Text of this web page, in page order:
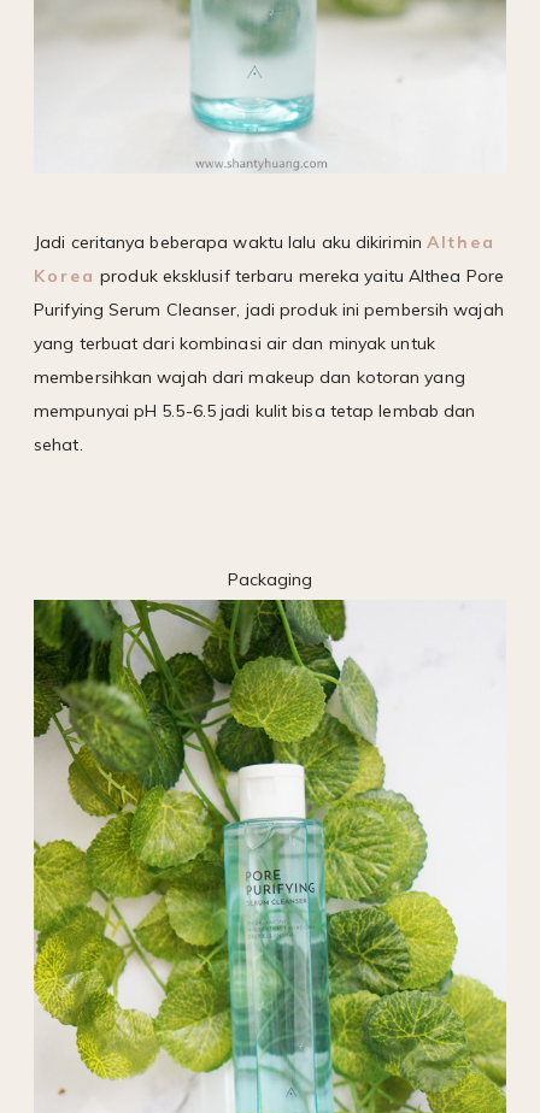
Jadi ceritanya beberapa waktu lalu aku dikirimin Althea
Korea produk eksklusif terbaru mereka yaitu Althea Pore
Purifying Serum Cleanser, jadi produk ini pembersih wajah
yang terbuat dari kombinasi air dan minyak untuk
membersihkan wajah dari makeup dan kotoran yang
mempunyai pH 5.5-6.5 jadi kulit bisa tetap lembab dan
sehat.
Packaging